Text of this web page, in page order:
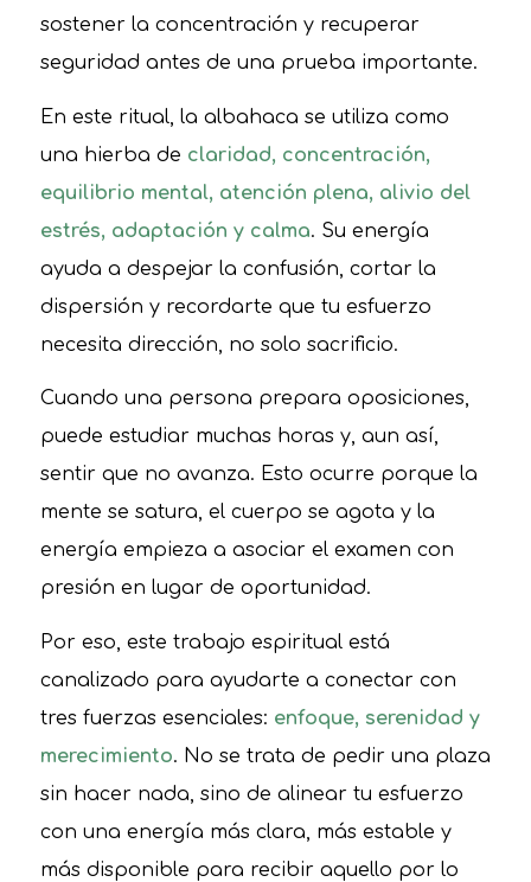
sostener la concentración y recuperar
seguridad antes de una prueba importante.
En este ritual, la albahaca se utiliza como
una hierba de claridad, concentración,
equilibrio mental, atención plena, alivio del
estrés, adaptación y calma. Su energía
ayuda a despejar la confusión, cortar la
dispersión y recordarte que tu esfuerzo
necesita dirección, no solo sacrificio.
Cuando una persona prepara oposiciones,
puede estudiar muchas horas y, aun así,
sentir que no avanza. Esto ocurre porque la
mente se satura, el cuerpo se agota y la
energía empieza a asociar el examen con
presión en lugar de oportunidad.
Por eso, este trabajo espiritual está
canalizado para ayudarte a conectar con
tres fuerzas esenciales: enfoque, serenidad y
merecimiento. No se trata de pedir una plaza
sin hacer nada, sino de alinear tu esfuerzo
con una energía más clara, más estable y
más disponible para recibir aquello por lo